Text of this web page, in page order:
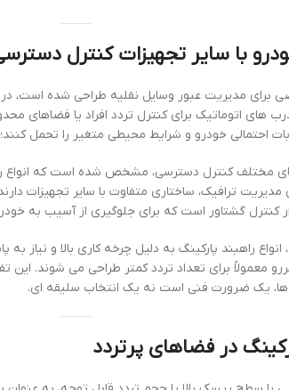
با سایر تجهیزات کنترل
برای مدیریت عبور وسایل نقلیه طراحی شده است،
های اتوماتیک برای کنترل تردد افراد یا فضاهای
احتمالی خودرو و شرایط محیطی متغیر را تحمل
مختلف کنترل دسترسی، مشخص شده است که انواع
ترافیک، ساختاری متفاوت با سایر تجهیزات
گشتاور است که برای جلوگیری از آسیب به
انواع راهبند پارکینگ به دلیل چرخه کاری بالا و
معمولاً برای تعداد تردد کمتر طراحی می شوند. این
یک ضرورت فنی است نه یک انتخاب سلیقه ای.
در فضاهای پرتردد